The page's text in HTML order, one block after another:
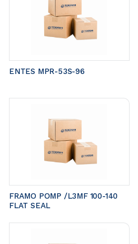
ENTES MPR-53S-96
FRAMO POMP /L3MF 100-140
FLAT SEAL